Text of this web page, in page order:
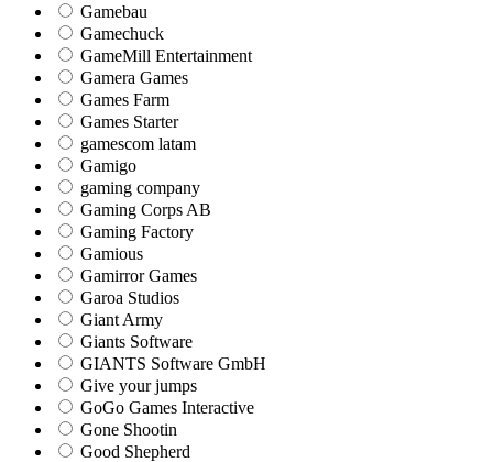
Gamebau
Gamechuck
GameMill Entertainment
Gamera Games
Games Farm
Games Starter
gamescom latam
Gamigo
gaming company
Gaming Corps AB
Gaming Factory
Gamious
Gamirror Games
Garoa Studios
Giant Army
Giants Software
GIANTS Software GmbH
Give your jumps
GoGo Games Interactive
Gone Shootin
Good Shepherd